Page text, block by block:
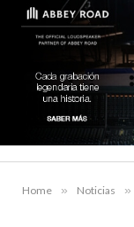
Home » Noticias »